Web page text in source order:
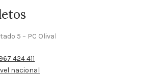
5 – PC Olival
424 411
nacional